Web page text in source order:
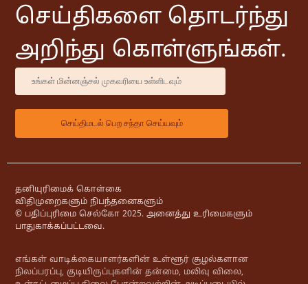
செய்திகளை தொடர்ந்து
அறிந்து கொள்ளுங்கள்.
தனியுரிமைக் கொள்கை
விதிமுறைகளும் நிபந்தனைகளும்
© பதிப்புரிமை செல்கோ 2025. அனைத்து உரிமைகளும்
பாதுகாக்கப்பட்டவை.
எங்கள் வாடிக்கையாளர்களின் உள்ளூர் சூழல்களான
நிலப்பரப்பு, குடியிருப்புகளின் தன்மை, மலிவு விலை,